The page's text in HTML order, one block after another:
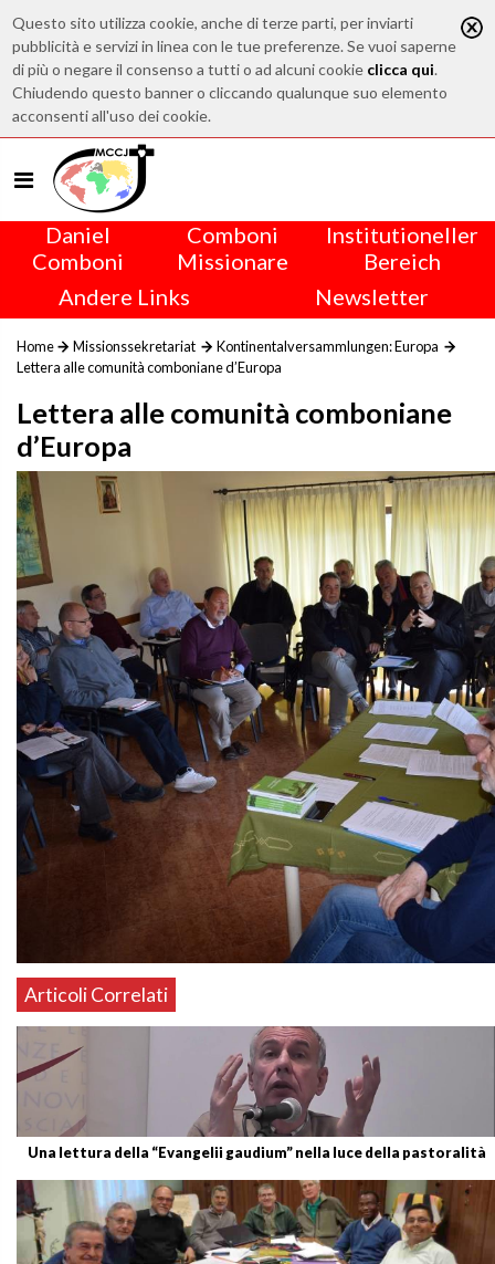
Questo sito utilizza cookie, anche di terze parti, per inviarti
pubblicità e servizi in linea con le tue preferenze. Se vuoi saperne
di più o negare il consenso a tutti o ad alcuni cookie clicca qui.
Chiudendo questo banner o cliccando qualunque suo elemento
acconsenti all'uso dei cookie.
Daniel
Comboni
Comboni
Missionare
Institutioneller
Bereich
Andere Links
Newsletter
Home Missionssekretariat
Kontinentalversammlungen: Europa
Lettera alle comunità comboniane d’Europa
Lettera alle comunità comboniane
d’Europa
Articoli Correlati
Una lettura della “Evangelii gaudium” nella luce della pastoralità